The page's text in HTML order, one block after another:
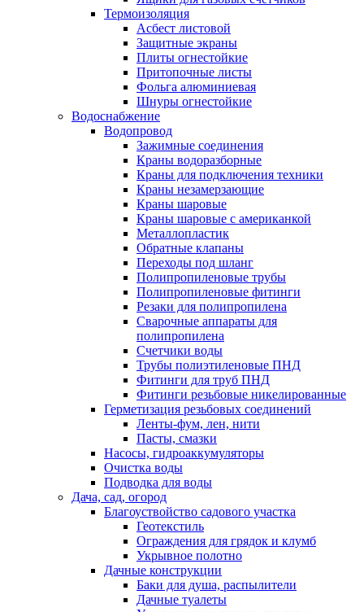
Термоизоляция
Асбест листовой
Защитные экраны
Плиты огнестойкие
Притопочные листы
Фольга алюминиевая
Шнуры огнестойкие
Водоснабжение
Водопровод
Зажимные соединения
Краны водоразборные
Краны для подключения техники
Краны незамерзающие
Краны шаровые
Краны шаровые с американкой
Металлопластик
Обратные клапаны
Переходы под шланг
Полипропиленовые трубы
Полипропиленовые фитинги
Резаки для полипропилена
Сварочные аппараты для
полипропилена
Счетчики воды
Трубы полиэтиленовые ПНД
Фитинги для труб ПНД
Фитинги резьбовые никелированные
Герметизация резьбовых соединений
Ленты-фум, лен, нити
Пасты, смазки
Насосы, гидроаккумуляторы
Очистка воды
Подводка для воды
Дача, сад, огород
Благоуствойство садового участка
Геотекстиль
Ограждения для грядок и клумб
Укрывное полотно
Дачные конструкции
Баки для душа, распылители
Дачные туалеты